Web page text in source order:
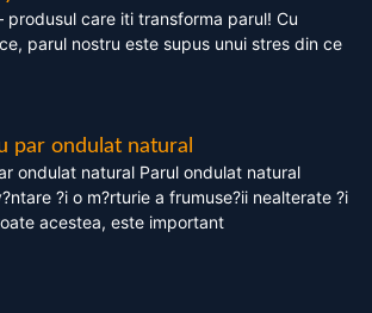
produsul care iti transforma parul! Cu
parul nostru este supus unui stres din ce
par ondulat natural
ondulat natural Parul ondulat natural
?i o m?rturie a frumuse?ii nealterate ?i
acestea, este important